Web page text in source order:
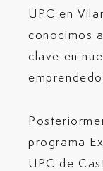
UPC en
conocimos
clave en
programa
UPC de